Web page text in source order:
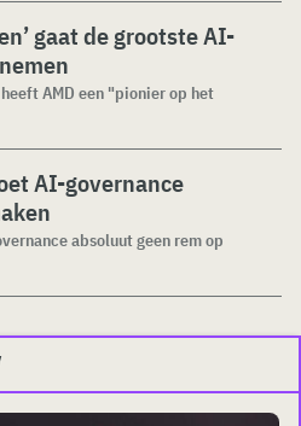
gaat de grootste AI-
AMD een "pionier op het
AI-governance
absoluut geen rem op